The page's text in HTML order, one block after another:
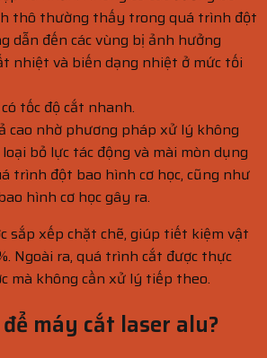
thô thường thấy trong quá trình đột
dẫn đến các vùng bị ảnh hưởng
nhiệt và biến dạng nhiệt ở mức tối
tốc độ cắt nhanh.
cao nhờ phương pháp xử lý không
bỏ lực tác động và mài mòn dụng
trình đột bao hình cơ học, cũng như
hình cơ học gây ra.
sắp xếp chặt chẽ, giúp tiết kiệm vật
Ngoài ra, quá trình cắt được thực
mà không cần xử lý tiếp theo.
máy cắt laser alu?